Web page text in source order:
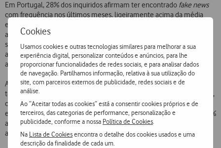
Cookies
Usamos cookies e outras tecnologias similares para melhorar a sua
experiência digital, personalizar conteúdos e anúncios, para lhe
proporcionar funcionalidades de redes sociais, e para analisar dados
de navegação. Partilhamos informação, relativa à sua utilização do
site, com parceiros externos de publicidade, redes sociais e de
análise.
Ao “Aceitar todas as cookies” está a consentir cookies próprios e de
terceiros, das categorias de performance, personalização e
publicidade, conforme a nossa Política de Cookies
Na Lista de Cookiesencontra o detalhe dos cookies usados e uma
descrição da finalidade de cada um.
Em Portugal, 28% dos inquiridos afirmam ter encontrado fake news
com frequência nos últimos meses, ligeiramente acima da média
europeia (27%). Embora a disseminação de notícias falsas seja
atribuída a diferentes grupos, os motivos presumidos para tal são
semelhantes em todos os países: cerca de metade das pessoas
acredita que asfake newstêm como objetivo enfraquecer
adversários políticos e influenciar o resultado das eleições.
Apesar disso, os portugueses mantêm uma visão positiva sobre a
tecnologia: 38% acreditam que os benefícios da IA superam os riscos,
comparado com 30% na média europeia. Ainda assim, 39% dos
europeus veem a IA como uma ameaça à democracia, enquanto 32%
acreditam que oferece mais oportunidades do que perigos. A
ambivalência é clara, 29% permanecem indecisos.